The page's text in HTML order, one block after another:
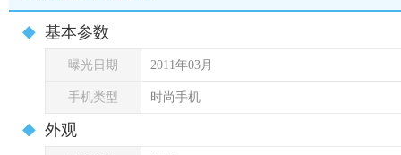
基本参数
曝光日期 2011年03月
手机类型 时尚手机
外观